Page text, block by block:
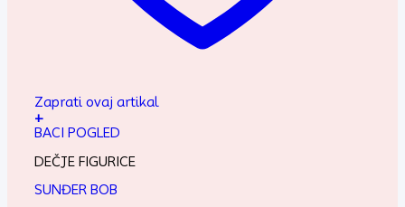
Zaprati ovaj artikal
+
BACI POGLED
DEČJE FIGURICE
SUNĐER BOB